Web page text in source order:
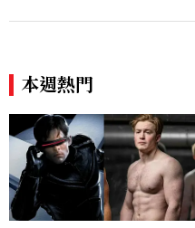
本週熱門